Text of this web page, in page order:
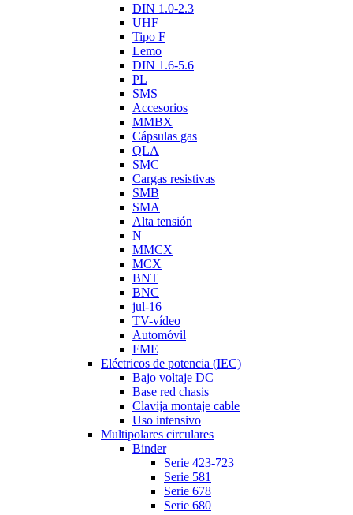
DIN 1.0-2.3
UHF
Tipo F
Lemo
DIN 1.6-5.6
PL
SMS
Accesorios
MMBX
Cápsulas gas
QLA
SMC
Cargas resistivas
SMB
SMA
Alta tensión
N
MMCX
MCX
BNT
BNC
jul-16
TV-vídeo
Automóvil
FME
Eléctricos de potencia (IEC)
Bajo voltaje DC
Base red chasis
Clavija montaje cable
Uso intensivo
Multipolares circulares
Binder
Serie 423-723
Serie 581
Serie 678
Serie 680